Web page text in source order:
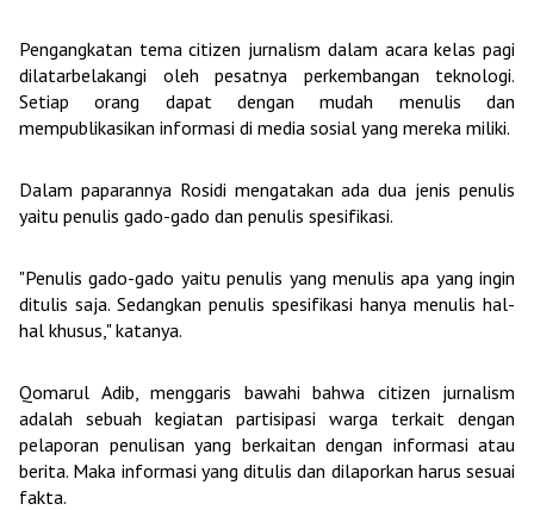
Pengangkatan tema citizen jurnalism dalam acara kelas pagi
dilatarbelakangi oleh pesatnya perkembangan teknologi.
Setiap orang dapat dengan mudah menulis dan
mempublikasikan informasi di media sosial yang mereka miliki.
Dalam paparannya Rosidi mengatakan ada dua jenis penulis
yaitu penulis gado-gado dan penulis spesifikasi.
"Penulis gado-gado yaitu penulis yang menulis apa yang ingin
ditulis saja. Sedangkan penulis spesifikasi hanya menulis hal-
hal khusus,"katanya.
Qomarul Adib, menggaris bawahi bahwa citizen jurnalism
adalah sebuah kegiatan partisipasi warga terkait dengan
pelaporan penulisan yang berkaitan dengan informasi atau
berita. Maka informasi yang ditulis dan dilaporkan harus sesuai
fakta.